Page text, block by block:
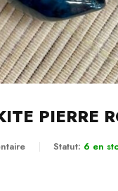
PIERRE
Statut: 6 en